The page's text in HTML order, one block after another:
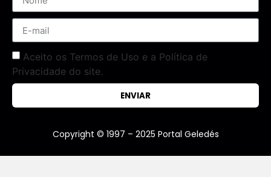
Aceito os Termos de Uso e a Política de
Privacidade do site.
ENVIAR
Copyright © 1997 – 2025 Portal Geledés